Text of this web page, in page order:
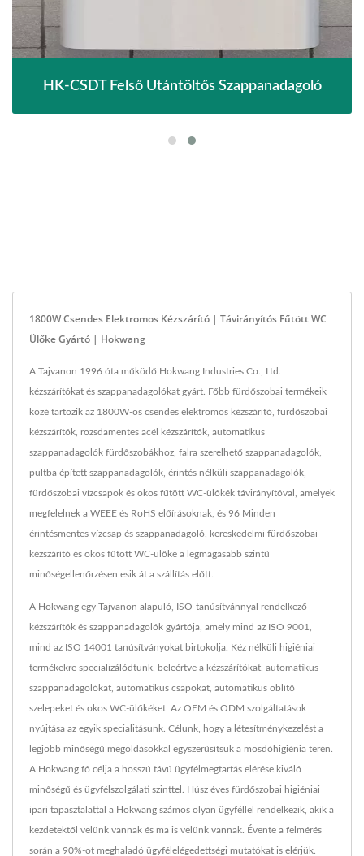
HK-CSDT Felső Utántöltős Szappanadagoló
1800W Csendes Elektromos Kézszárító | Távirányítós Fűtött WC
Ülőke Gyártó | Hokwang
A Tajvanon 1996 óta működő Hokwang Industries Co., Ltd.
kézszárítókat és szappanadagolókat gyárt. Főbb fürdőszobai termékeik
közé tartozik az 1800W-os csendes elektromos kézszárító, fürdőszobai
kézszárítók, rozsdamentes acél kézszárítók, automatikus
szappanadagolók fürdőszobákhoz, falra szerelhető szappanadagolók,
pultba épített szappanadagolók, érintés nélküli szappanadagolók,
fürdőszobai vízcsapok és okos fűtött WC-ülőkék távirányítóval, amelyek
megfelelnek a WEEE és RoHS előírásoknak, és 96 Minden
érintésmentes vízcsap és szappanadagoló, kereskedelmi fürdőszobai
kézszárító és okos fűtött WC-ülőke a legmagasabb szintű
minőségellenőrzésen esik át a szállítás előtt.
A Hokwang egy Tajvanon alapuló, ISO-tanúsítvánnyal rendelkező
kézszárítók és szappanadagolók gyártója, amely mind az ISO 9001,
mind az ISO 14001 tanúsítványokat birtokolja. Kéz nélküli higiéniai
termékekre specializálódtunk, beleértve a kézszárítókat, automatikus
szappanadagolókat, automatikus csapokat, automatikus öblítő
szelepeket és okos WC-ülőkéket. Az OEM és ODM szolgáltatások
nyújtása az egyik specialitásunk. Célunk, hogy a létesítménykezelést a
legjobb minőségű megoldásokkal egyszerűsítsük a mosdóhigiénia terén.
A Hokwang fő célja a hosszú távú ügyfélmegtartás elérése kiváló
minőségű és ügyfélszolgálati szinttel. Húsz éves fürdőszobai higiéniai
ipari tapasztalattal a Hokwang számos olyan ügyféllel rendelkezik, akik a
kezdetektől velünk vannak és ma is velünk vannak. Évente a felmérés
során a 90%-ot meghaladó ügyfélelégedettségi mutatókat is elérjük.